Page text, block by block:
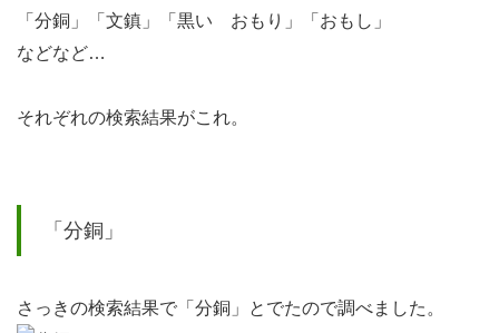
ェイ
ト」
5.2
ール
イ
「分銅」「文鎮」「黒い おもり」「おもし」
などなど…
それぞれの検索結果がこれ。
「分銅」
さっきの検索結果で「分銅」とでたので調べました。